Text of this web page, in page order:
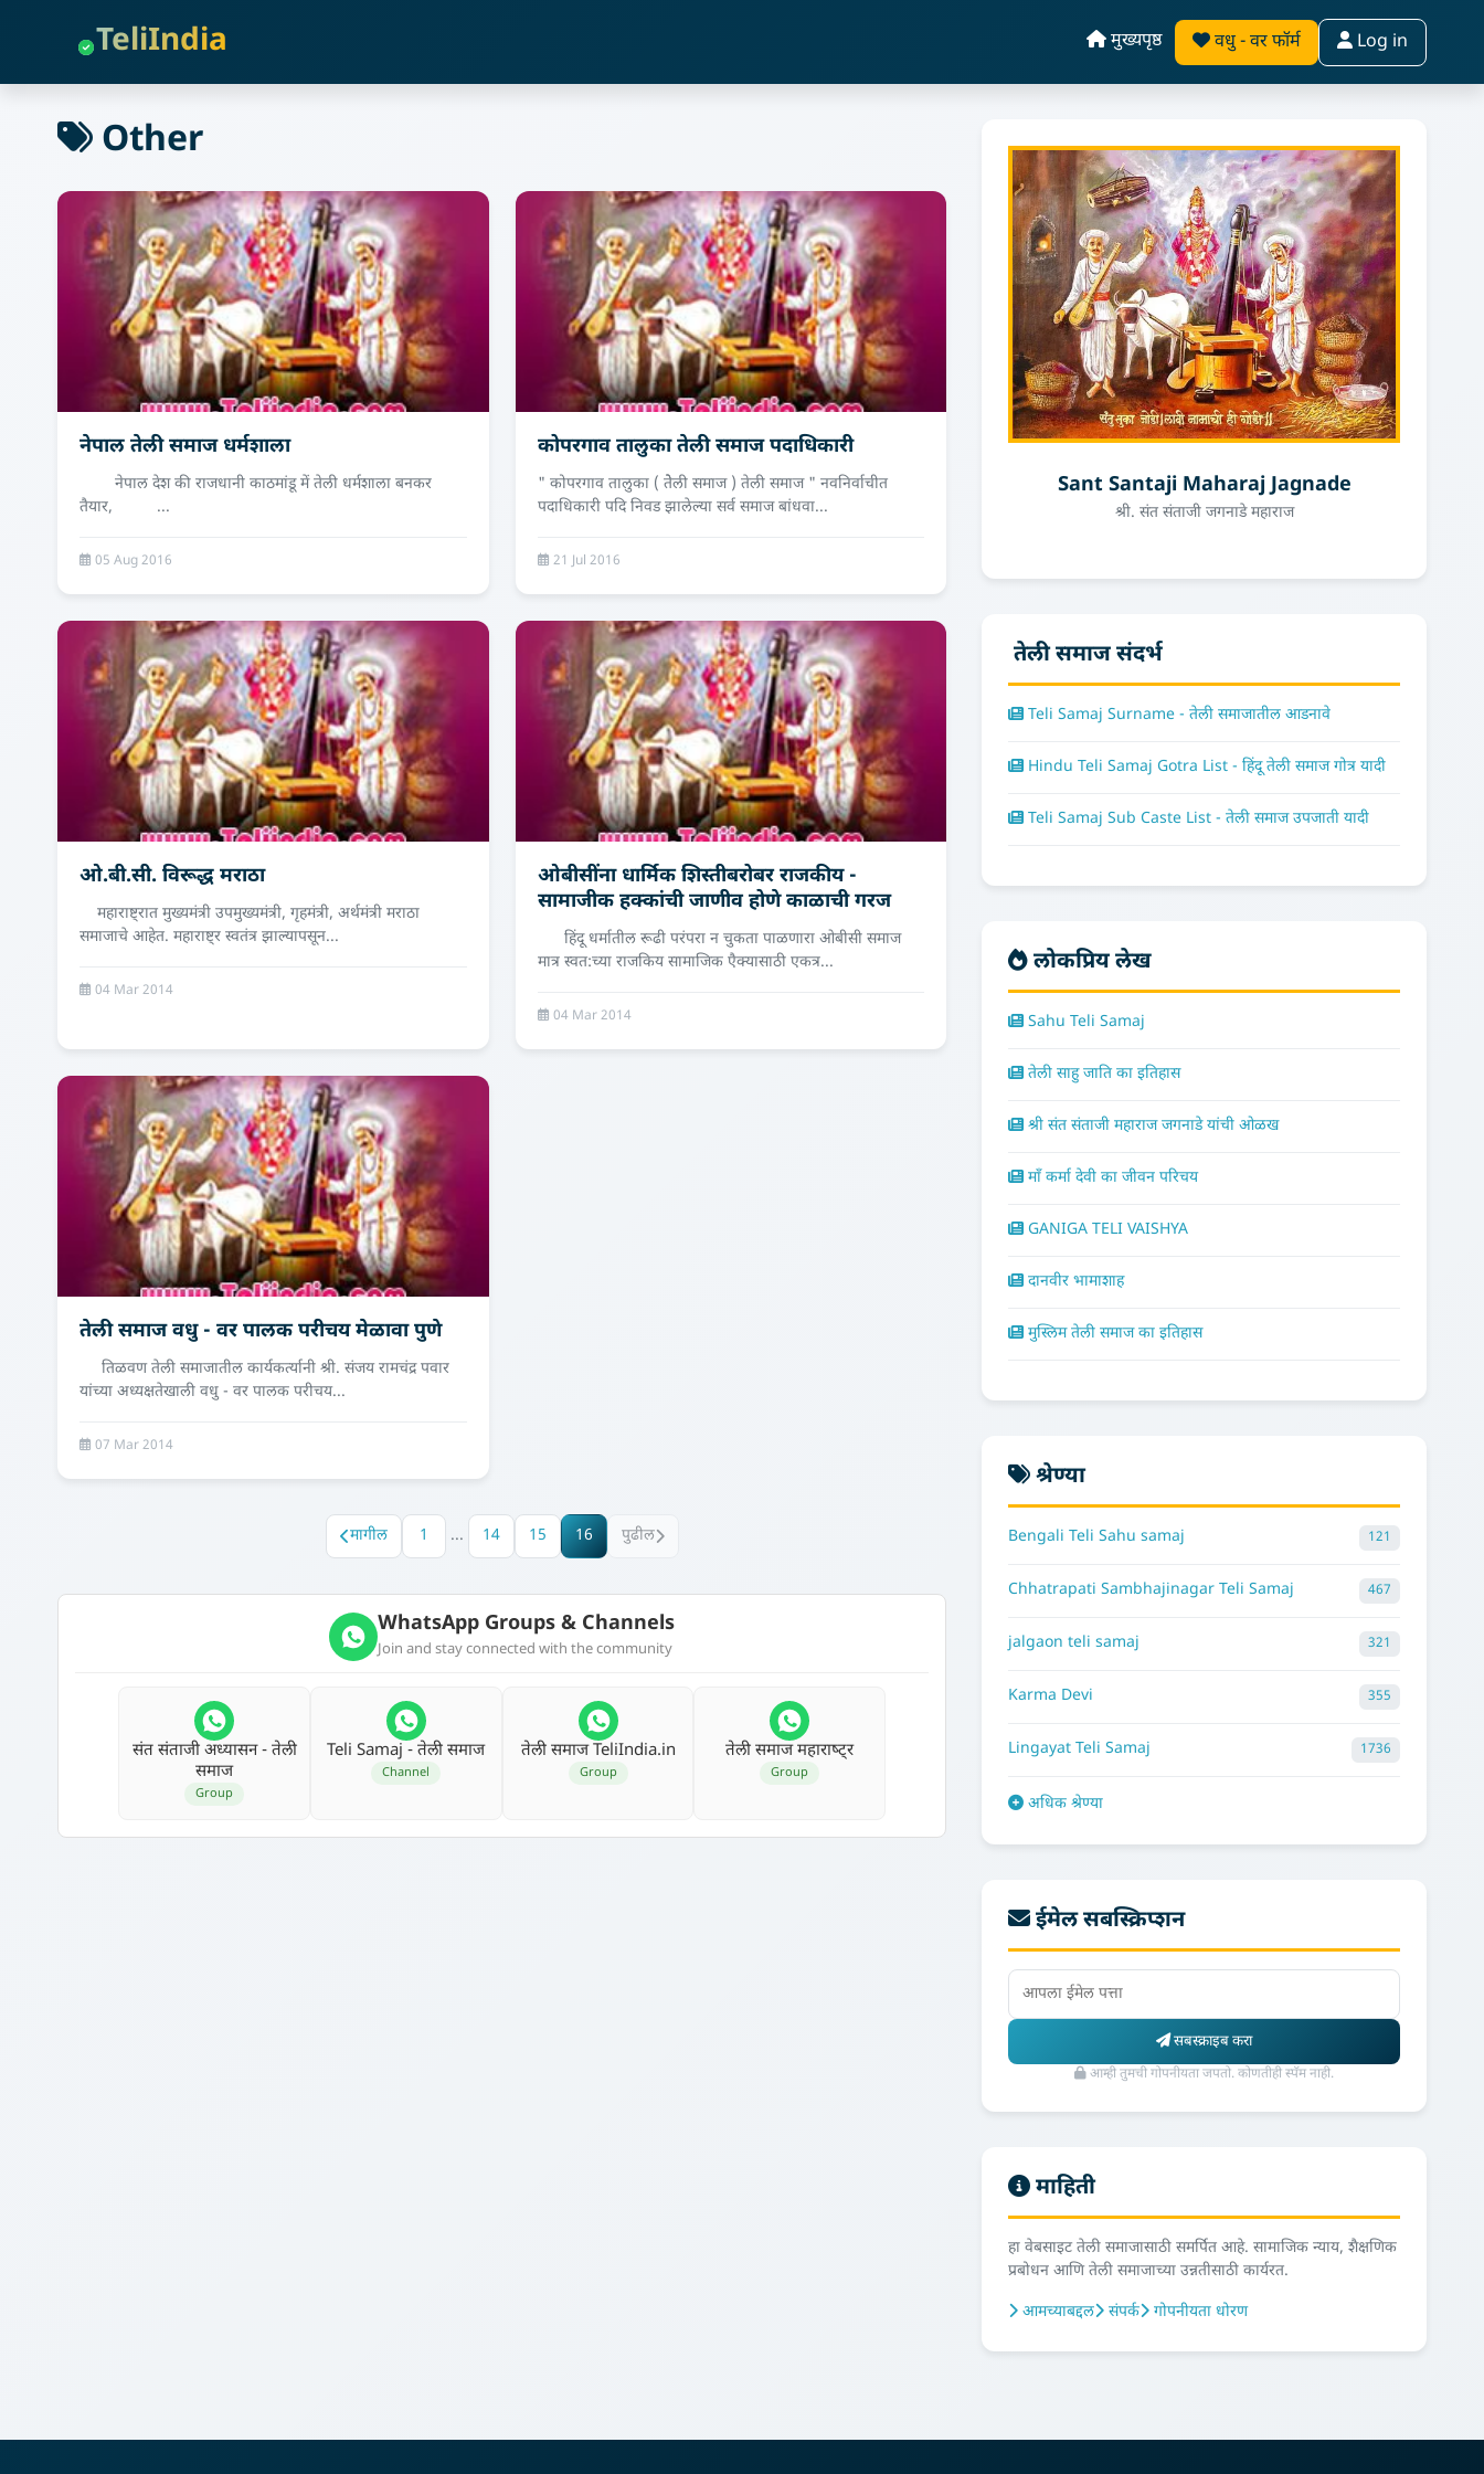
TeliIndia मुख्यपृष्ठ वधु - वर फॉर्म Log in
Other
नेपाल तेली समाज धर्मशाला
नेपाल देश की राजधानी काठमांडू में तेली धर्मशाला बनकर
तैयार, ...
05 Aug 2016
कोपरगाव तालुका तेली समाज पदाधिकारी
" कोपरगाव तालुका ( तेेली समाज ) तेली समाज " नवनिर्वाचीत
पदाधिकारी पदि निवड झालेल्या सर्व समाज बांधवा...
21 Jul 2016
ओ.बी.सी. विरूद्ध मराठा
महाराष्ट्रात मुख्यमंत्री उपमुख्यमंत्री, गृहमंत्री, अर्थमंत्री मराठा
समाजाचे आहेत. महाराष्ट्र स्वतंत्र झाल्यापसून...
04 Mar 2014
ओबीसींना धार्मिक शिस्तीबरोबर राजकीय -
सामाजीक हक्कांची जाणीव होणे काळाची गरज
हिंदू धर्मातील रूढी परंपरा न चुकता पाळणारा ओबीसी समाज
मात्र स्वत:च्या राजकिय सामाजिक एैक्यासाठी एकत्र...
04 Mar 2014
तेली समाज वधु - वर पालक परीचय मेळावा पुणे
तिळवण तेली समाजातील कार्यकर्त्यानी श्री. संजय रामचंद्र पवार
यांच्या अध्यक्षतेखाली वधु - वर पालक परीचय...
07 Mar 2014
मागील 1 ... 14 15 16 पुढील
WhatsApp Groups & Channels
Join and stay connected with the community
संत संताजी अध्‍यासन - तेली
समाज
Group
Teli Samaj - तेली समाज
Channel
तेली समाज TeliIndia.in
Group
तेली समाज महाराष्‍ट्र
Group
Sant Santaji Maharaj Jagnade
श्री. संत संताजी जगनाडे महाराज
तेली समाज संदर्भ
Teli Samaj Surname - तेली समाजातील आडनावे
Hindu Teli Samaj Gotra List - हिंदू तेली समाज गोत्र यादी
Teli Samaj Sub Caste List - तेली समाज उपजाती यादी
लोकप्रिय लेख
Sahu Teli Samaj
तेली साहु जाति का इतिहास
श्री संत संताजी महाराज जगनाडे यांची ओळख
माँ कर्मा देवी का जीवन परिचय
GANIGA TELI VAISHYA
दानवीर भामाशाह
मुस्लिम तेली समाज का इतिहास
श्रेण्या
Bengali Teli Sahu samaj 121
Chhatrapati Sambhajinagar Teli Samaj 467
jalgaon teli samaj 321
Karma Devi 355
Lingayat Teli Samaj 1736
अधिक श्रेण्या
ईमेल सबस्क्रिप्शन
सबस्क्राइब करा
आम्ही तुमची गोपनीयता जपतो. कोणतीही स्पॅम नाही.
माहिती
हा वेबसाइट तेली समाजासाठी समर्पित आहे. सामाजिक न्याय, शैक्षणिक
प्रबोधन आणि तेली समाजाच्या उन्नतीसाठी कार्यरत.
आमच्याबद्दल
संपर्क गोपनीयता धोरण